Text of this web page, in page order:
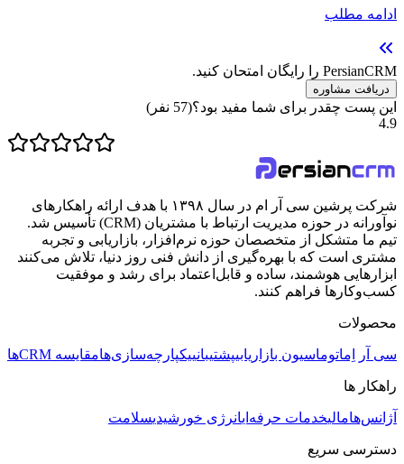
ادامه مطلب
PersianCRM را رایگان امتحان کنید.
دریافت مشاوره
این پست چقدر برای شما مفید بود؟(
57 نفر)
4.9
شرکت پرشین سی آر ام در سال ۱۳۹۸ با هدف ارائه راهکارهای
نوآورانه در حوزه مدیریت ارتباط با مشتریان (CRM) تأسیس شد.
تیم ما متشکل از متخصصان حوزه نرم‌افزار، بازاریابی و تجربه
مشتری است که با بهره‌گیری از دانش فنی روز دنیا، تلاش می‌کنند
ابزارهایی هوشمند، ساده و قابل‌اعتماد برای رشد و موفقیت
کسب‌وکارها فراهم کنند.
محصولات
سی آر اِماتوماسیون بازاریابیپشتیبانییکپارچه‌سازی‌هامقایسه CRMها
راهکار ها
آژانس‌هامالیخدمات حرفه‌ایانرژی خورشیدیسلامت
دسترسی سریع